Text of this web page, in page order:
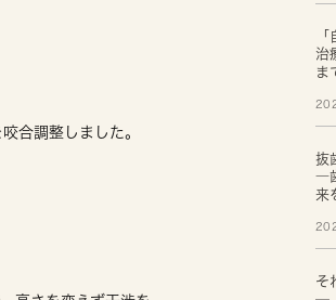
合調整しました。
治
ま
抜
―
来
そ